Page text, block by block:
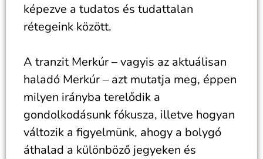
képezve a tudatos és tudattalan
rétegeink között.
A tranzit Merkúr – vagyis az aktuálisan
haladó Merkúr – azt mutatja meg, éppen
milyen irányba terelődik a
gondolkodásunk fókusza, illetve hogyan
változik a figyelmünk, ahogy a bolygó
áthalad a különböző jegyeken és